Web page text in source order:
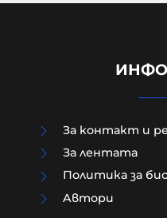
За контакт и
За лентата
Политика за
Aвтори